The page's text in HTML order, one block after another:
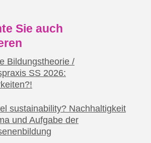
Sie auch
Bildungstheorie /
SS 2026:
sustainability? Nachhaltigkeit
und Aufgabe der